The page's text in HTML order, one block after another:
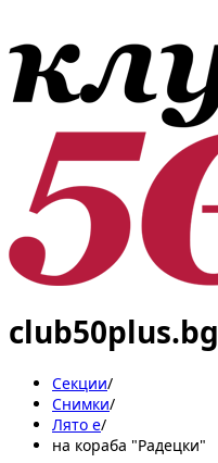
club50plus.bg
Секции/
Снимки/
Лято е/
на кораба "Радецки"